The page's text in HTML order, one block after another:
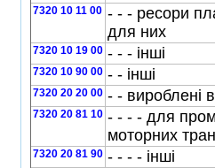
7320 10 11 00 - - - ресори
для них
7320 10 19 00 - - - iншi
7320 10 90 00 - - iншi
7320 20 20 00 - - виробленi
7320 20 81 10 - - - - для
моторних
7320 20 81 90 - - - - iншi